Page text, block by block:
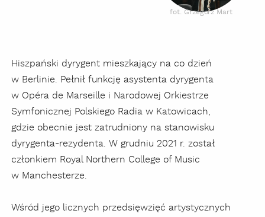
fot. Grzegorz Mart
Hiszpański dyrygent mieszkający na co dzień
w Berlinie. Pełnił funkcję asystenta dyrygenta
w Opéra de Marseille i Narodowej Orkiestrze
Symfonicznej Polskiego Radia w Katowicach,
gdzie obecnie jest zatrudniony na stanowisku
dyrygenta-rezydenta. W grudniu 2021 r. został
członkiem Royal Northern College of Music
w Manchesterze.
Wśród jego licznych przedsięwzięć artystycznych